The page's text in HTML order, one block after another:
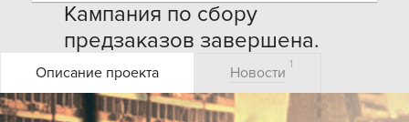
Кампания по сбору
предзаказов завершена.
Оформить заказ на игру Вы
можете через нашмагазин
Описание проекта Новости 1